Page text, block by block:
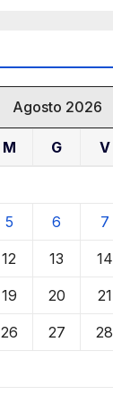
Agosto 2026
M G V
5 6 7
12 13 14
19 20 21
26 27 28